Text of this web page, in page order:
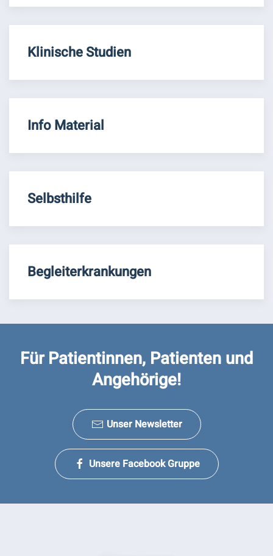
Klinische Studien
Info Material
Selbsthilfe
Begleiterkrankungen
Für Patientinnen, Patienten und
Angehörige!
Unser Newsletter
Unsere Facebook Gruppe